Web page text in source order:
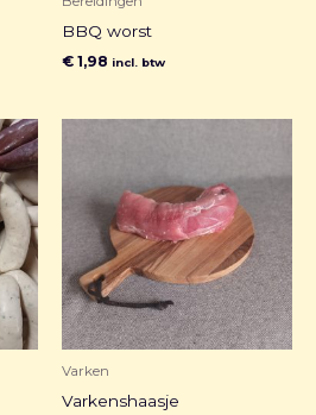
BBQ worst
€ 1,98 incl. btw
Varken
Varkenshaasje